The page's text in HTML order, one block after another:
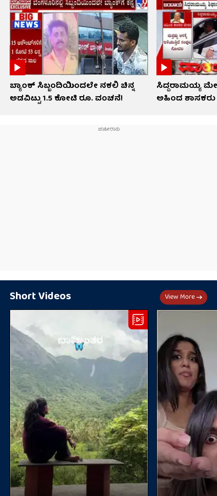
ಬ್ಯಾಂಕ್ ಸಿಬ್ಬಂದಿಯಿಂದಲೇ ನಕಲಿ ಚಿನ್ನ
ಅಡವಿಟ್ಟು 1.5 ಕೋಟಿ ರೂ. ವಂಚನೆ!
ಸಿದ್ದರಾಮಯ್ಯ
ಅಹಿಂದ ಶಾಸಕರು
Short Videos View More